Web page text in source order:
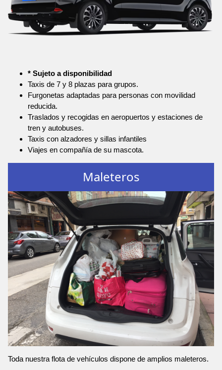
* Sujeto a disponibilidad
Taxis de 7 y 8 plazas para grupos.
Furgonetas adaptadas para personas con movilidad
reducida.
Traslados y recogidas en aeropuertos y estaciones de
tren y autobuses.
Taxis con alzadores y sillas infantiles
Viajes en compañía de su mascota.
Maleteros
Toda nuestra flota de vehículos dispone de amplios maleteros.